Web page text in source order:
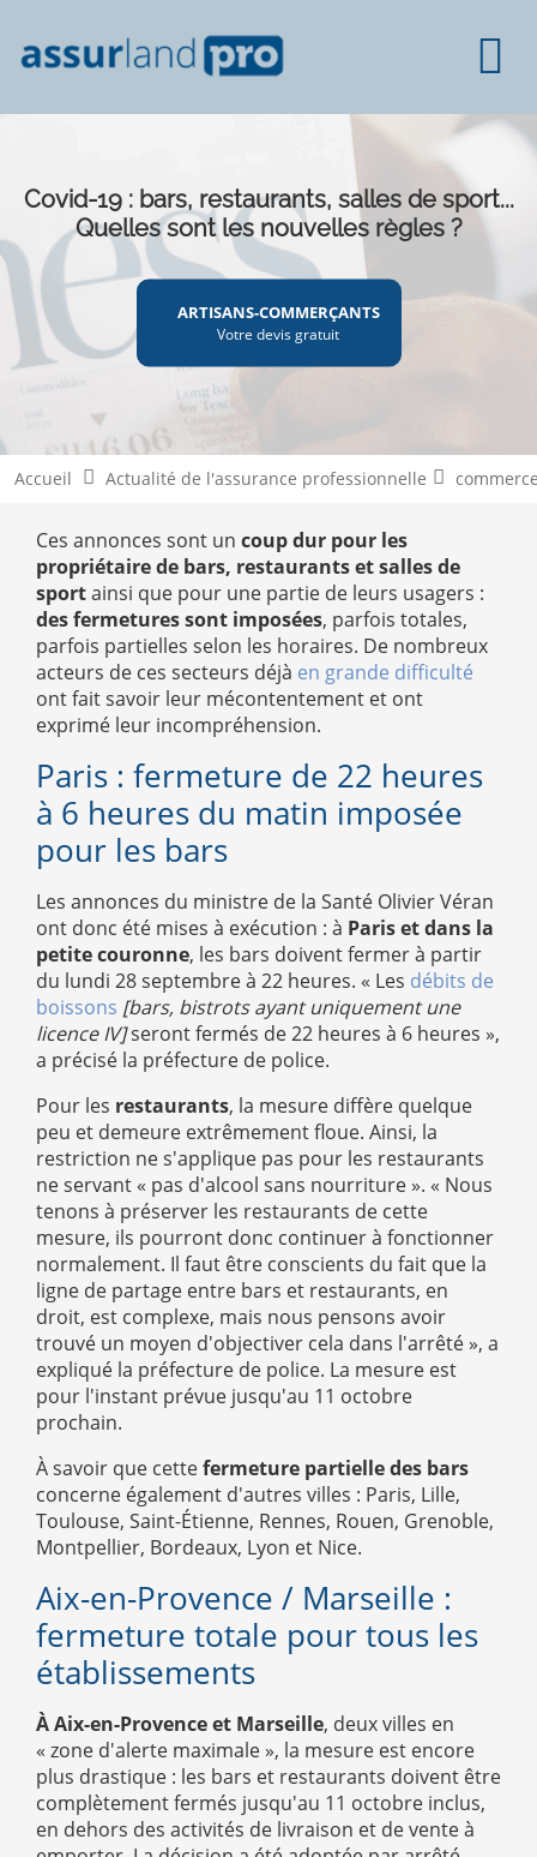
Covid-19 : bars, restaurants, salles de sport...
Quelles sont les nouvelles règles ?
ARTISANS-COMMERÇANTS
Votre devis gratuit
Accueil Actualité de l'assurance professionnelle
Ces annonces sont un coup dur pour les
propriétaire de bars, restaurants et salles de
sportainsi que pour une partie de leurs usagers :
des fermetures sont imposées, parfois totales,
parfois partielles selon les horaires. De nombreux
acteurs de ces secteurs déjà en grande difficulté
ont fait savoir leur mécontentement et ont
exprimé leur incompréhension.
Paris : fermeture de 22 heures
à 6 heures du matin imposée
pour les bars
Les annonces du ministre de la Santé Olivier Véran
ont donc été mises à exécution : à Paris et dans la
petite couronne, les bars doivent fermer à partir
du lundi 28 septembre à 22 heures. « Les débits de
boissons [bars, bistrots ayant uniquement une
licence IV]seront fermés de 22 heures à 6 heures »,
a précisé la préfecture de police.
Pour les restaurants, la mesure diffère quelque
peu et demeure extrêmement floue. Ainsi, la
restriction ne s'applique pas pour les restaurants
ne servant « pas d'alcool sans nourriture ». « Nous
tenons à préserver les restaurants de cette
mesure, ils pourront donc continuer à fonctionner
normalement. Il faut être conscients du fait que la
ligne de partage entre bars et restaurants, en
droit, est complexe, mais nous pensons avoir
trouvé un moyen d'objectiver cela dans l'arrêté », a
expliqué la préfecture de police. La mesure est
pour l'instant prévue jusqu'au 11 octobre
prochain.
À savoir que cettefermeture partielle des bars
concerne également d'autres villes : Paris, Lille,
Toulouse, Saint-Étienne, Rennes, Rouen, Grenoble,
Montpellier, Bordeaux, Lyon et Nice.
Aix-en-Provence / Marseille :
fermeture totale pour tous les
établissements
À Aix-en-Provence et Marseille, deux villes en
« zone d'alerte maximale », la mesure est encore
plus drastique : les bars et restaurants doivent être
complètement fermés jusqu'au 11 octobre inclus,
en dehors des activités de livraison et de vente à